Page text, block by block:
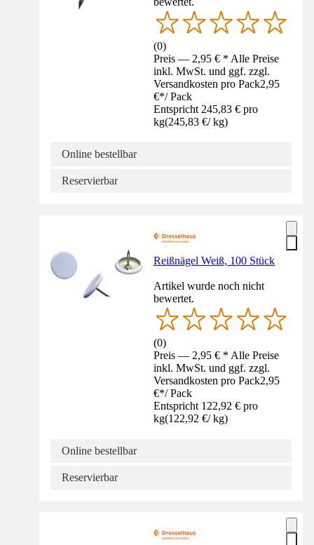
(0)
Preis — 2,95 € * Alle Preise
inkl. MwSt. und ggf. zzgl.
Versandkosten pro Pack2,95
€*/ Pack
Entspricht 245,83 € pro
kg(245,83 €/ kg)
Online bestellbar
Reservierbar
Reißnägel Weiß, 100 Stück
Artikel wurde noch nicht
bewertet.
(0)
Preis — 2,95 € * Alle Preise
inkl. MwSt. und ggf. zzgl.
Versandkosten pro Pack2,95
€*/ Pack
Entspricht 122,92 € pro
kg(122,92 €/ kg)
Online bestellbar
Reservierbar